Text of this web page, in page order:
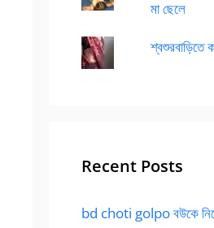
মা ছেলে
শ্বশুরবাড়িতে
Recent Posts
bd choti golpo বউকে নিয়ে